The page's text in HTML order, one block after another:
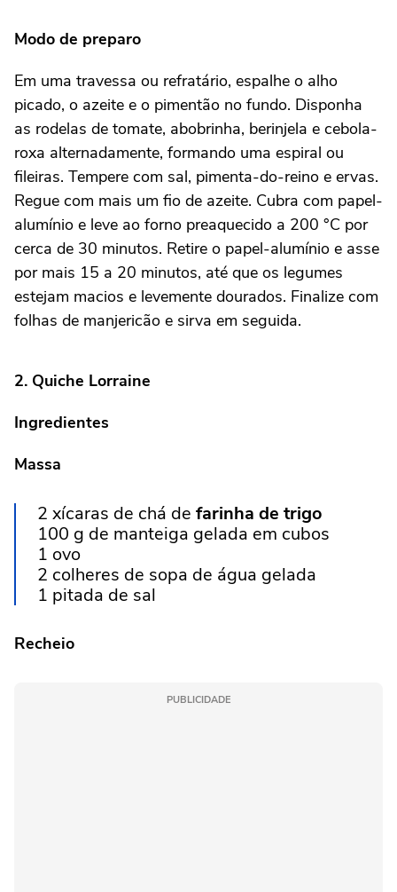
Modo de preparo
Em uma travessa ou refratário, espalhe o alho
picado, o azeite e o pimentão no fundo. Disponha
as rodelas de tomate, abobrinha, berinjela e cebola-
roxa alternadamente, formando uma espiral ou
fileiras. Tempere com sal, pimenta-do-reino e ervas.
Regue com mais um fio de azeite. Cubra com papel-
alumínio e leve ao forno preaquecido a 200 °C por
cerca de 30 minutos. Retire o papel-alumínio e asse
por mais 15 a 20 minutos, até que os legumes
estejam macios e levemente dourados. Finalize com
folhas de manjericão e sirva em seguida.
2. Quiche Lorraine
Ingredientes
Massa
2 xícaras de chá de farinha de trigo
100 g de manteiga gelada em cubos
1 ovo
2 colheres de sopa de água gelada
1 pitada de sal
Recheio
PUBLICIDADE